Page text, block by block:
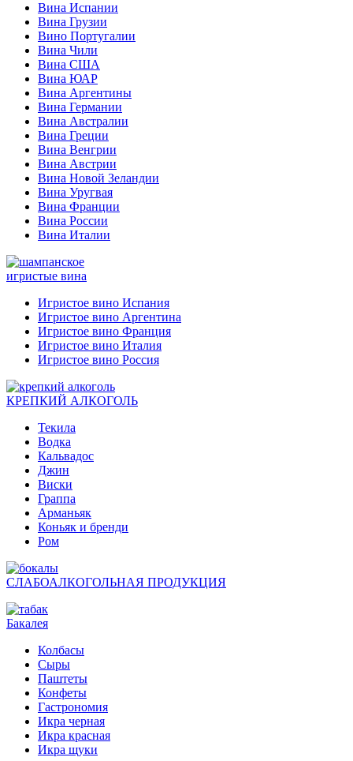
Вина Испании
Вина Грузии
Вино Португалии
Вина Чили
Вина США
Вина ЮАР
Вина Аргентины
Вина Германии
Вина Австралии
Вина Греции
Вина Венгрии
Вина Австрии
Вина Новой Зеландии
Вина Уругвая
Вина Франции
Вина России
Вина Италии
игристые вина
Игристое вино Испания
Игристое вино Аргентина
Игристое вино Франция
Игристое вино Италия
Игристое вино Россия
КРЕПКИЙ АЛКОГОЛЬ
Текила
Водка
Кальвадос
Джин
Виски
Граппа
Арманьяк
Коньяк и бренди
Ром
СЛАБОАЛКОГОЛЬНАЯ ПРОДУКЦИЯ
Бакалея
Колбасы
Сыры
Паштеты
Конфеты
Гастрономия
Икра черная
Икра красная
Икра щуки